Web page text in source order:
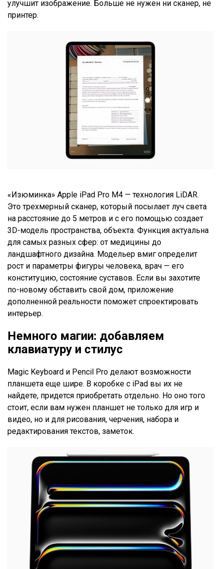
улучшит изображение. Больше не нужен ни сканер, не
принтер.
«Изюминка» Apple iPad Pro М4 — технология LiDAR.
Это трехмерный сканер, который посылает луч света
на расстояние до 5 метров и с его помощью создает
3D-модель пространства, объекта. Функция актуальна
для самых разных сфер: от медицины до
ландшафтного дизайна. Модельер вмиг определит
рост и параметры фигуры человека, врач — его
конституцию, состояние суставов. Если вы захотите
по-новому обставить свой дом, приложение
дополненной реальности поможет спроектировать
интерьер.
Немного магии: добавляем
клавиатуру и стилус
Magic Keyboard и Pencil Pro делают возможности
планшета еще шире. В коробке с iPad вы их не
найдете, придется приобретать отдельно. Но оно того
стоит, если вам нужен планшет не только для игр и
видео, но и для рисования, черчения, набора и
редактирования текстов, заметок.